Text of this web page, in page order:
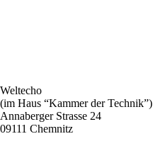
Weltecho
(im Haus “Kammer der Technik”)
Annaberger Strasse 24
09111 Chemnitz